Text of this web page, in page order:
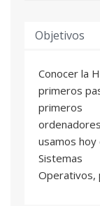
Objetivos
Conocer la
primeros
primeros
usamos hoy
Sistemas
Operativos,